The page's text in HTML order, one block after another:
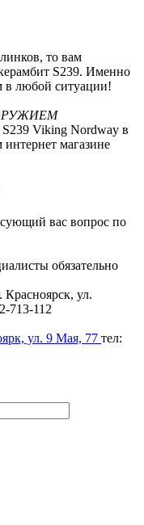
то вам
S239. Именно
в любой ситуации!
Viking Nordway в
магазине
вас вопрос по
обязательно
ул.
713-112
ул. 9 Мая, 77 тел: